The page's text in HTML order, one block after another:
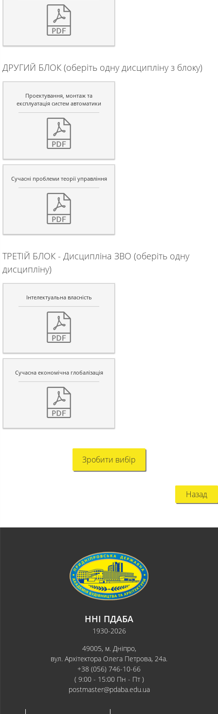
ДРУГИЙ БЛОК (оберіть одну дисципліну з блоку)
Проектування, монтаж та
експлуатація систем автоматики
Сучасні проблеми теорії управління
ТРЕТІЙ БЛОК - Дисципліна ЗВО (оберіть одну
дисципліну)
Інтелектуальна власність
Сучасна економічна глобалізація
Зробити вибір
Назад
ННІ ПДАБА
1930-2026
49005, м. Дніпро,
вул. Архітектора Олега Петрова, 24а.
+38 (056) 746-10-66
( 9:00 - 15:00 Пн - Пт )
postmaster@pdaba.edu.ua